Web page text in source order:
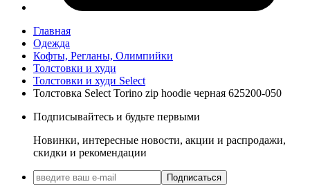
Главная
Одежда
Кофты, Регланы, Олимпийки
Толстовки и худи
Толстовки и худи Select
Толстовка Select Torino zip hoodie черная 625200-050
Подписывайтесь и будьте первыми
Новинки, интересные новости, акции и распродажи,
скидки и рекомендации
Подписаться